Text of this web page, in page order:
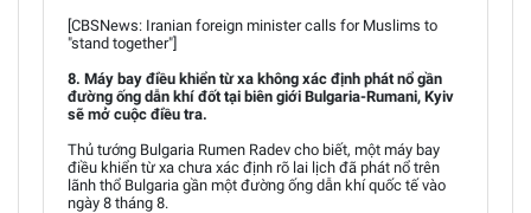
[CBSNews: Iranian foreign minister calls for Muslims to
"stand together"]
8. Máy bay điều khiển từ xa không xác định phát nổ gần
đường ống dẫn khí đốt tại biên giới Bulgaria-Rumani, Kyiv
sẽ mở cuộc điều tra.
Thủ tướng Bulgaria Rumen Radev cho biết, một máy bay
điều khiển từ xa chưa xác định rõ lai lịch đã phát nổ trên
lãnh thổ Bulgaria gần một đường ống dẫn khí quốc tế vào
ngày 8 tháng 8.